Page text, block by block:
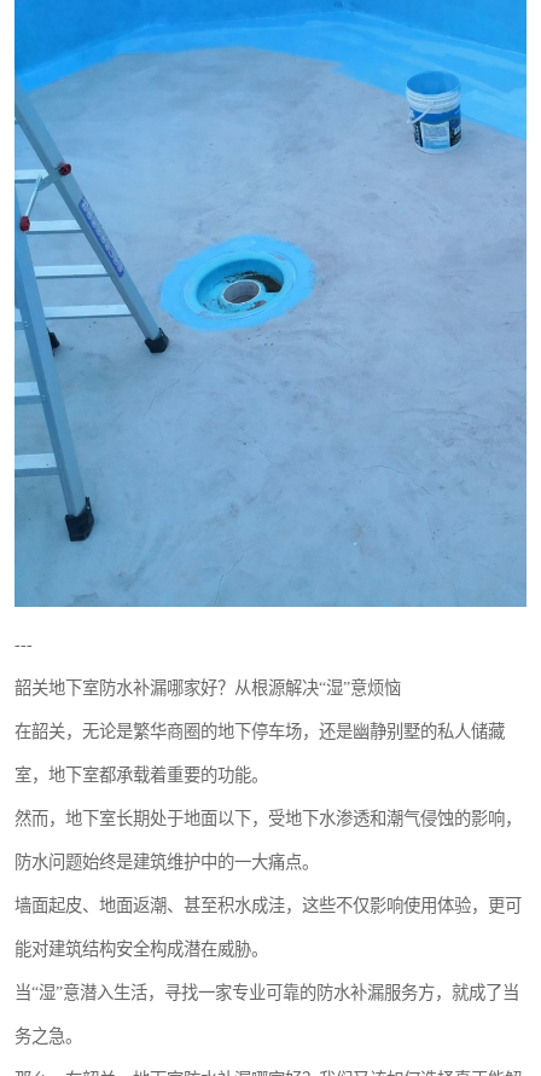
---
韶关地下室防水补漏哪家好？从根源解决“湿”意烦恼
在韶关，无论是繁华商圈的地下停车场，还是幽静别墅的私人储藏
室，地下室都承载着重要的功能。
然而，地下室长期处于地面以下，受地下水渗透和潮气侵蚀的影响，
防水问题始终是建筑维护中的一大痛点。
墙面起皮、地面返潮、甚至积水成洼，这些不仅影响使用体验，更可
能对建筑结构安全构成潜在威胁。
当“湿”意潜入生活，寻找一家专业可靠的防水补漏服务方，就成了当
务之急。